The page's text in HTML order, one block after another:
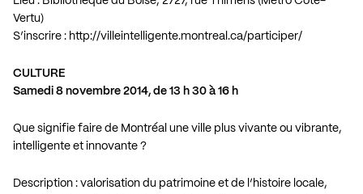
Vertu)
S’inscrire : http://villeintelligente.montreal.ca/participer/
CULTURE
Samedi 8 novembre 2014, de 13 h 30 à 16 h
Que signifie faire de Montréal une ville plus vivante ou vibrante,
intelligente et innovante ?
Description : valorisation du patrimoine et de l’histoire locale,